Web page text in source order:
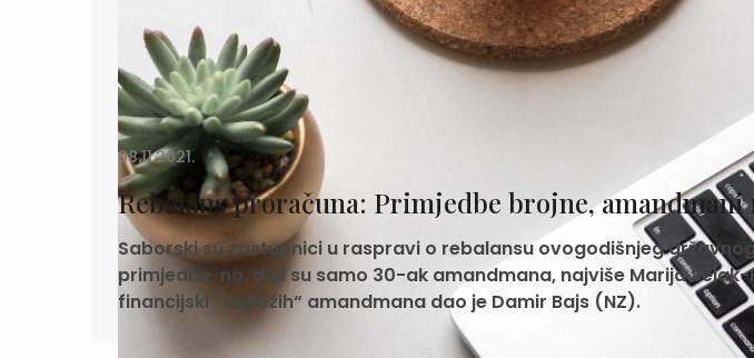
08.11.2021.
Rebalans proračuna: Primjedbe brojne,
Saborski su zastupnici u raspravi o rebalansu ovogodišnjeg
primjedbe, no, dali su samo 30-ak amandmana, najviše Marija
financijski “najtežih“ amandmana dao je Damir Bajs (NZ).